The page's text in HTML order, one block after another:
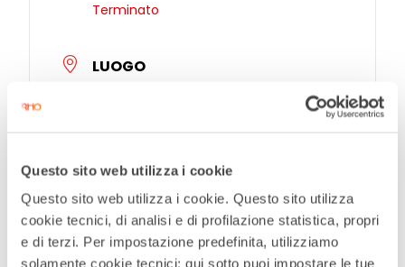
Questo sito web utilizza i cookie
Questo sito web utilizza i cookie. Questo sito utilizza
cookie tecnici, di analisi e di profilazione statistica, propri
e di terzi. Per impostazione predefinita, utilizziamo
solamente cookie tecnici; qui sotto puoi impostare le tue
Terminato
LUOGO
CATEGORIE
Teatro
ORGANIZZATORE